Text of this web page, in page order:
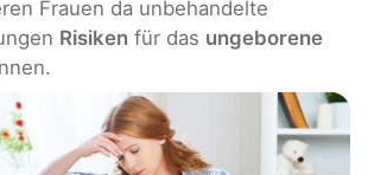
Frauen da unbehandelte
Risiken für das ungeborene